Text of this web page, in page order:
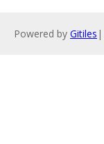
Powered by Gitiles |